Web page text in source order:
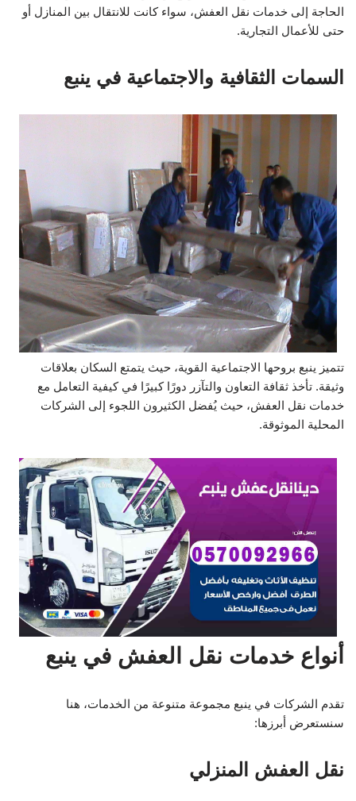
الحاجة إلى خدمات نقل العفش، سواء كانت للانتقال بين المنازل أو
حتى للأعمال التجارية.
السمات الثقافية والاجتماعية في ينبع
تتميز ينبع بروحها الاجتماعية القوية، حيث يتمتع السكان بعلاقات
وثيقة. تأخذ ثقافة التعاون والتآزر دورًا كبيرًا في كيفية التعامل مع
خدمات نقل العفش، حيث يُفضل الكثيرون اللجوء إلى الشركات
المحلية الموثوقة.
أنواع خدمات نقل العفش في ينبع
تقدم الشركات في ينبع مجموعة متنوعة من الخدمات، هنا
سنستعرض أبرزها:
نقل العفش المنزلي